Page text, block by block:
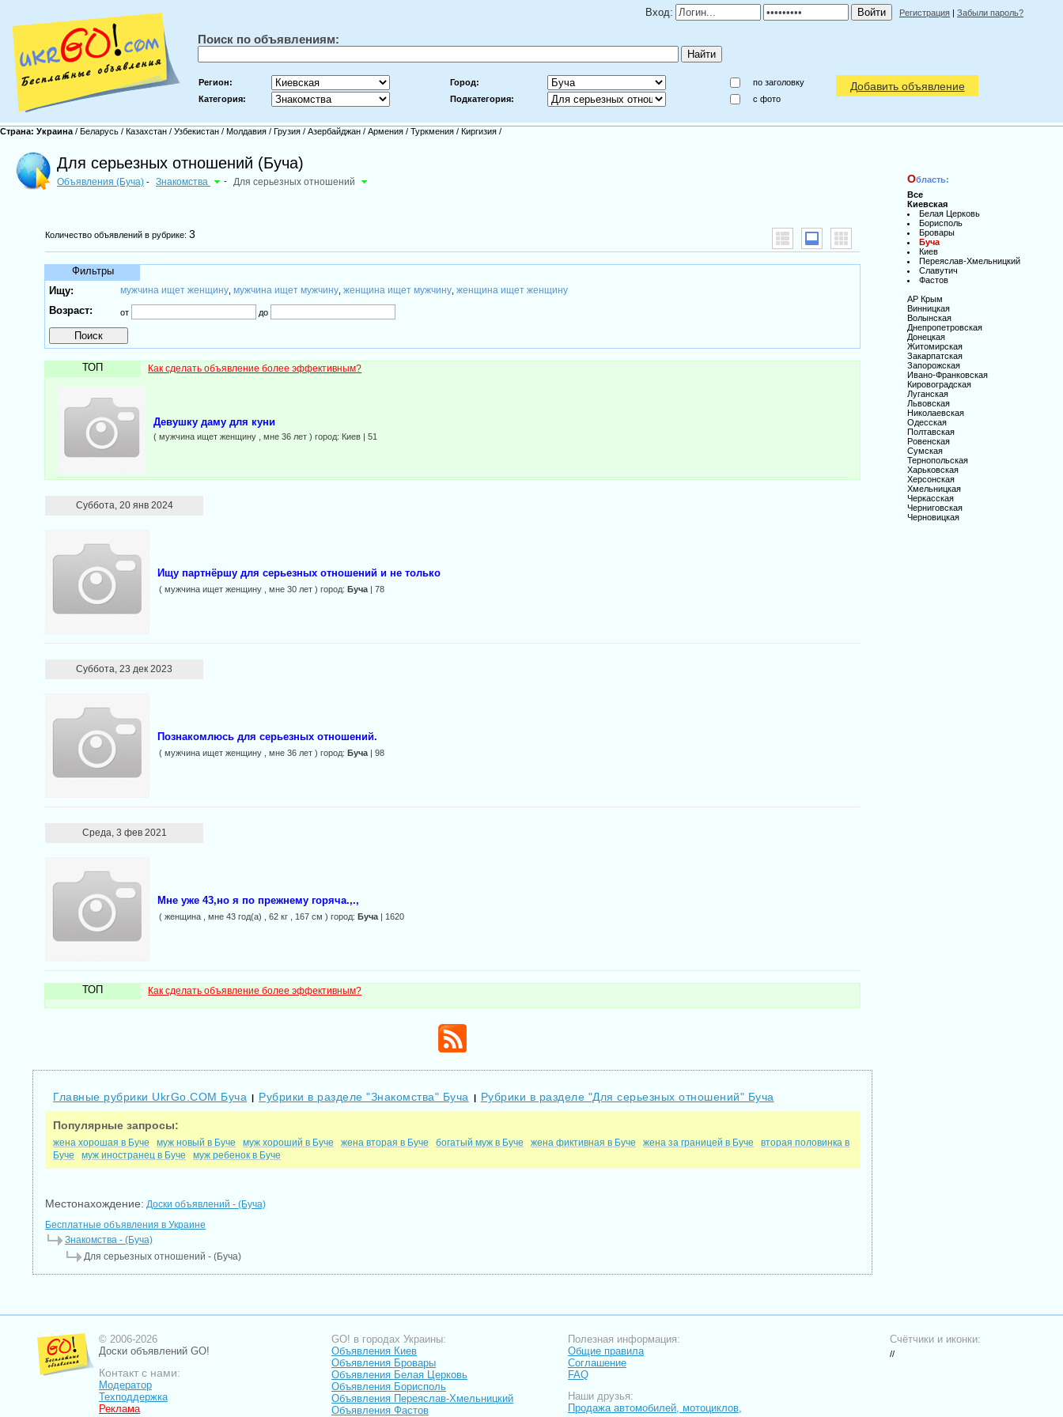
Вход: Регистрация | Забыли пароль?
Поиск по объявлениям:
Регион: Город:
по заголовку
Категория:
Подкатегория: c фото
Добавить объявление
Страна: Украина / Беларусь / Казахстан / Узбекистан / Молдавия / Грузия / Азербайджан / Армения / Туркмения / Киргизия /
Для серьезных отношений (Буча)
Объявления (Буча) - Знакомства - Для серьезных отношений
Количество объявлений в рубрике:3
Фильтры
Ищу:
мужчина ищет женщину ,мужчина ищет мужчину ,женщина ищет мужчину ,женщина ищет женщину
Возраст: от до
ТОП Как сделать объявление более эффективным?
Девушку даму для куни
( мужчина ищет женщину , мне 36 лет ) город: Киев | 51
Суббота, 20 янв 2024
Ищу партнёршу для серьезных отношений и не только
( мужчина ищет женщину , мне 30 лет ) город:Буча | 78
Суббота, 23 дек 2023
Познакомлюсь для серьезных отношений.
( мужчина ищет женщину , мне 36 лет ) город:Буча | 98
Среда, 3 фев 2021
Мне уже 43,но я по прежнему горяча.,.,
( женщина , мне 43 год(а) , 62 кг , 167 см ) город:Буча | 1620
ТОП Как сделать объявление более эффективным?
Главные рубрики UkrGo.COM Буча | Рубрики в разделе "Знакомства" Буча | Рубрики в разделе "Для серьезных отношений" Буча
Популярные запросы:
жена хорошая в Буче муж новый в Буче муж хороший в Буче жена вторая в Буче богатый муж в Буче жена фиктивная в Буче жена за границей в Буче
вторая половинка в
Буче
муж иностранец в Буче муж ребенок в Буче
Местонахождение: Доски объявлений - (Буча)
Бесплатные объявления в Украине
Знакомства - (Буча)
Для серьезных отношений - (Буча)
Область:
Все
Киевская
Белая Церковь
Борисполь
Бровары
Буча
Киев
Переяслав-Хмельницкий
Славутич
Фастов
АР Крым
Винницкая
Волынская
Днепропетровская
Донецкая
Житомирская
Закарпатская
Запорожская
Ивано-Франковская
Кировоградская
Луганская
Львовская
Николаевская
Одесская
Полтавская
Ровенская
Сумская
Тернопольская
Харьковская
Херсонская
Хмельницкая
Черкасская
Черниговская
Черновицкая
© 2006-2026
Доски объявлений GO!
Контакт с нами:
Модератор
Техподдержка
Реклама
GO! в городах Украины:
Объявления Киев
Объявления Бровары
Объявления Белая Церковь
Объявления Борисполь
Объявления Переяслав-Хмельницкий
Объявления Фастов
Полезная информация:
Общие правила
Соглашение
FAQ
Наши друзья:
Продажа автомобилей, мотоциклов,
Счётчики и иконки:
//